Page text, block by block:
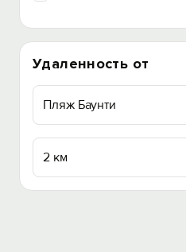
Удаленность от
Пляж Баунти
2 км